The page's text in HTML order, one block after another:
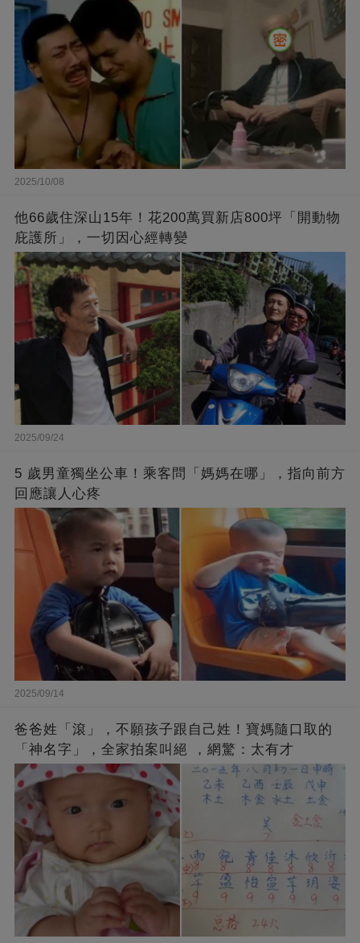
2025/10/08
他66歲住深山15年！花200萬買新店800坪「開動物
庇護所」，一切因心經轉變
2025/09/24
5 歲男童獨坐公車！乘客問「媽媽在哪」，指向前方
回應讓人心疼
2025/09/14
爸爸姓「滾」，不願孩子跟自己姓！寶媽隨口取的
「神名字」，全家拍案叫絕 ，網驚：太有才